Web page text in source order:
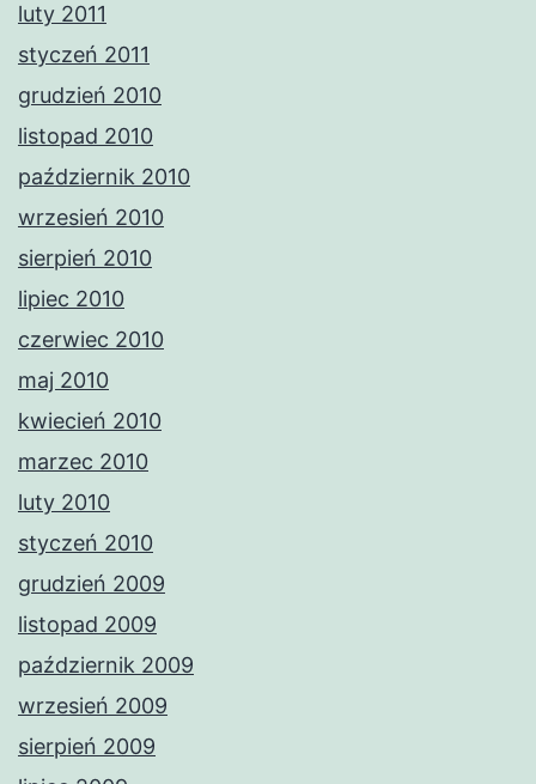
luty 2011
styczeń 2011
grudzień 2010
listopad 2010
październik 2010
wrzesień 2010
sierpień 2010
lipiec 2010
czerwiec 2010
maj 2010
kwiecień 2010
marzec 2010
luty 2010
styczeń 2010
grudzień 2009
listopad 2009
październik 2009
wrzesień 2009
sierpień 2009